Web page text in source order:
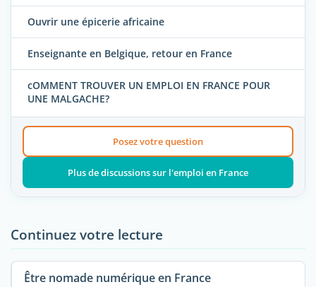
Ouvrir une épicerie africaine
Enseignante en Belgique, retour en France
cOMMENT TROUVER UN EMPLOI EN FRANCE POUR
UNE MALGACHE?
Posez votre question
Plus de discussions sur l'emploi en France
Continuez votre lecture
Être nomade numérique en France